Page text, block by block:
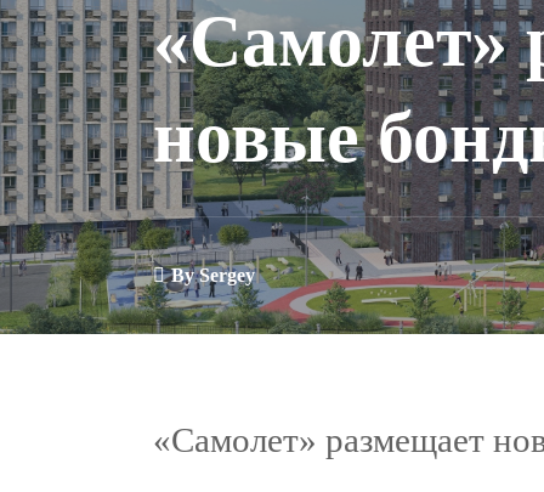
«Самолет»
новые
BySergey
«Самолет» размещает